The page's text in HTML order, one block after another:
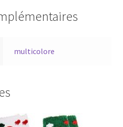
multicolore